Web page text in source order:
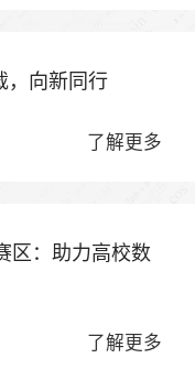
，向新同行
了解更多
区：助力高校数
了解更多